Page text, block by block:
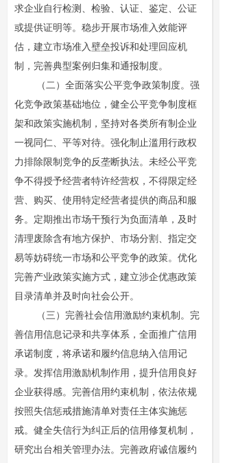
求企业自行检测、检验、认证、鉴定、公证
或提供证明等。稳步开展市场准入效能评
估，建立市场准入壁垒投诉和处理回应机
制，完善典型案例归集和通报制度。
（二）全面落实公平竞争政策制度。强
化竞争政策基础地位，健全公平竞争制度框
架和政策实施机制，坚持对各类所有制企业
一视同仁、平等对待。强化制止滥用行政权
力排除限制竞争的反垄断执法。未经公平竞
争不得授予经营者特许经营权，不得限定经
营、购买、使用特定经营者提供的商品和服
务。定期推出市场干预行为负面清单，及时
清理废除含有地方保护、市场分割、指定交
易等妨碍统一市场和公平竞争的政策。优化
完善产业政策实施方式，建立涉企优惠政策
目录清单并及时向社会公开。
（三）完善社会信用激励约束机制。完
善信用信息记录和共享体系，全面推广信用
承诺制度，将承诺和履约信息纳入信用记
录。发挥信用激励机制作用，提升信用良好
企业获得感。完善信用约束机制，依法依规
按照失信惩戒措施清单对责任主体实施惩
戒。健全失信行为纠正后的信用修复机制，
研究出台相关管理办法。完善政府诚信履约